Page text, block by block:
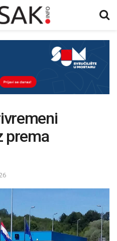
prema